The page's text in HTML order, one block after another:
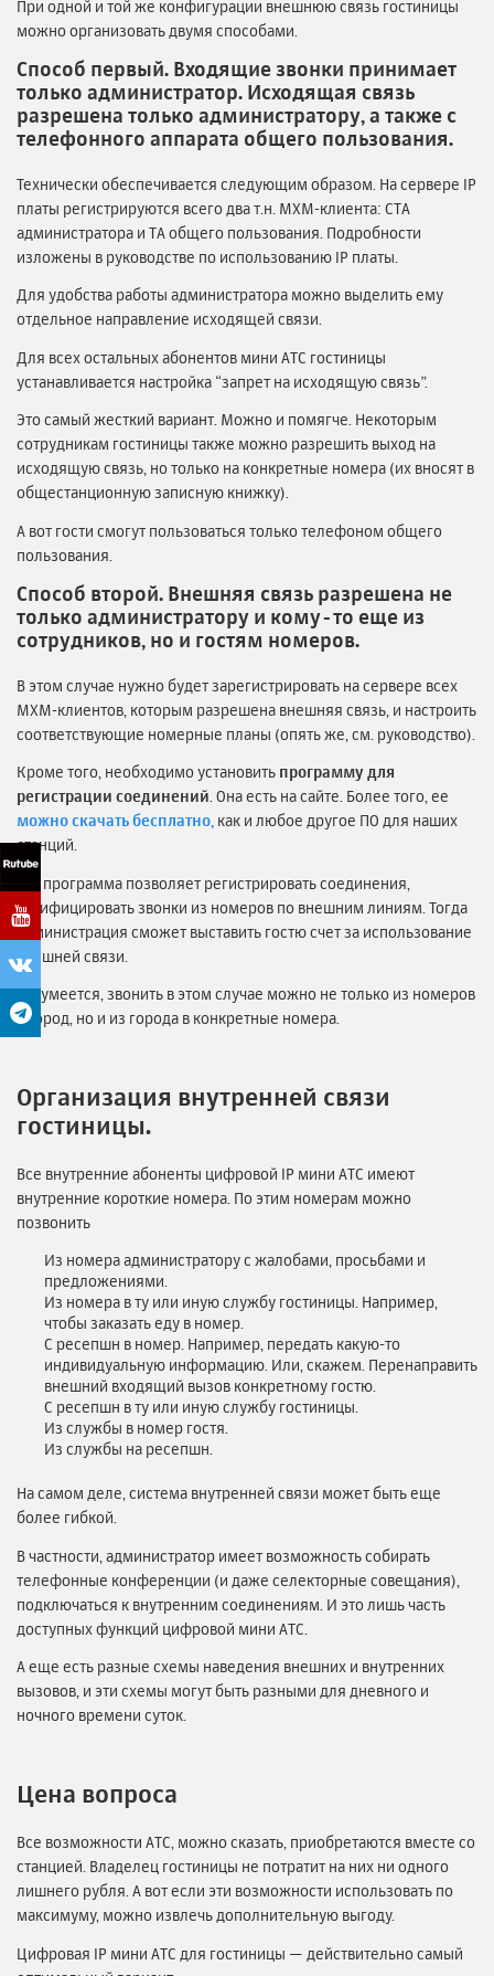
При одной и той же конфигурации внешнюю связь гостиницы
можно организовать двумя способами.
Способ первый. Входящие звонки принимает
только администратор. Исходящая связь
разрешена только администратору, а также с
телефонного аппарата общего пользования.
Технически обеспечивается следующим образом. На сервере IP
платы регистрируются всего два т.н. MXM-клиента: СТА
администратора и ТА общего пользования. Подробности
изложены в руководстве по использованию IP платы.
Для удобства работы администратора можно выделить ему
отдельное направление исходящей связи.
Для всех остальных абонентов мини АТС гостиницы
устанавливается настройка “запрет на исходящую связь”.
Это самый жесткий вариант. Можно и помягче. Некоторым
сотрудникам гостиницы также можно разрешить выход на
исходящую связь, но только на конкретные номера (их вносят в
общестанционную записную книжку).
А вот гости смогут пользоваться только телефоном общего
пользования.
Способ второй. Внешняя связь разрешена не
только администратору и кому-то еще из
сотрудников, но и гостям номеров.
В этом случае нужно будет зарегистрировать на сервере всех
MXM-клиентов, которым разрешена внешняя связь, и настроить
соответствующие номерные планы (опять же, см. руководство).
Кроме того, необходимо установить программу для
регистрации соединений . Она есть на сайте. Более того, ее
можно скачать бесплатно, как и любое другое ПО для наших
станций.
Эта программа позволяет регистрировать соединения,
тарифицировать звонки из номеров по внешним линиям. Тогда
администрация сможет выставить гостю счет за использование
внешней связи.
Разумеется, звонить в этом случае можно не только из номеров
в город, но и из города в конкретные номера.
Организация внутренней связи
гостиницы.
Все внутренние абоненты цифровой IP мини АТС имеют
внутренние короткие номера. По этим номерам можно
позвонить
Из номера администратору с жалобами, просьбами и
предложениями.
Из номера в ту или иную службу гостиницы. Например,
чтобы заказать еду в номер.
С ресепшн в номер. Например, передать какую-то
индивидуальную информацию. Или, скажем. Перенаправить
внешний входящий вызов конкретному гостю.
С ресепшн в ту или иную службу гостиницы.
Из службы в номер гостя.
Из службы на ресепшн.
На самом деле, система внутренней связи может быть еще
более гибкой.
В частности, администратор имеет возможность собирать
телефонные конференции (и даже селекторные совещания),
подключаться к внутренним соединениям. И это лишь часть
доступных функций цифровой мини АТС.
А еще есть разные схемы наведения внешних и внутренних
вызовов, и эти схемы могут быть разными для дневного и
ночного времени суток.
Цена вопроса
Все возможности АТС, можно сказать, приобретаются вместе со
станцией. Владелец гостиницы не потратит на них ни одного
лишнего рубля. А вот если эти возможности использовать по
максимуму, можно извлечь дополнительную выгоду.
Цифровая IP мини АТС для гостиницы — действительно самый